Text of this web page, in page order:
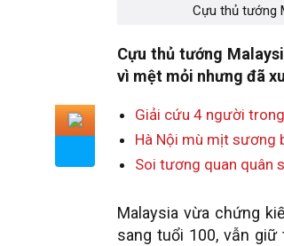
Cựu thủ tướng
Cựu thủ tướng
vì mệt mỏi nhưng đã
Giải cứu 4 người
Hà Nội mù mịt sương
Soi tương quan quân
Malaysia vừa chứng
sang tuổi 100, vẫn